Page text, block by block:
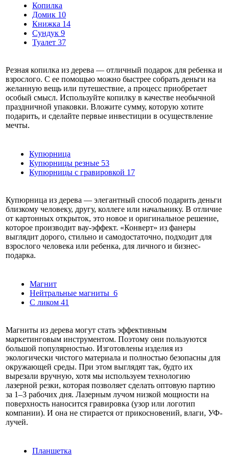
Копилка
Домик 10
Книжка 14
Сундук 9
Туалет 37
Резная копилка из дерева — отличный подарок для ребенка и
взрослого. С ее помощью можно быстрее собрать деньги на
желанную вещь или путешествие, а процесс приобретает
особый смысл. Используйте копилку в качестве необычной
праздничной упаковки. Вложите сумму, которую хотите
подарить, и сделайте первые инвестиции в осуществление
мечты.
Купюрница
Купюрницы резные 53
Купюрницы с гравировкой 17
Купюрница из дерева — элегантный способ подарить деньги
близкому человеку, другу, коллеге или начальнику. В отличие
от картонных открыток, это новое и оригинальное решение,
которое производит вау-эффект. «Конверт» из фанеры
выглядит дорого, стильно и самодостаточно, подходит для
взрослого человека или ребенка, для личного и бизнес-
подарка.
Магнит
Нейтральные магниты 6
С ликом 41
Магниты из дерева могут стать эффективным
маркетинговым инструментом. Поэтому они пользуются
большой популярностью. Изготовлены изделия из
экологически чистого материала и полностью безопасны для
окружающей среды. При этом выглядят так, будто их
вырезали вручную, хотя мы используем технологию
лазерной резки, которая позволяет сделать оптовую партию
за 1–3 рабочих дня. Лазерным лучом низкой мощности на
поверхность наносится гравировка (узор или логотип
компании). И она не стирается от прикосновений, влаги, УФ-
лучей.
Планшетка